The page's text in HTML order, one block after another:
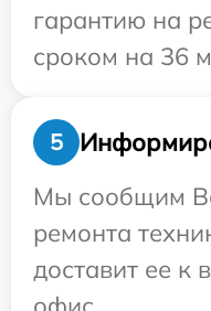
гарантию на
сроком на 36
5
Мы сообщим
ремонта
доставит ее к